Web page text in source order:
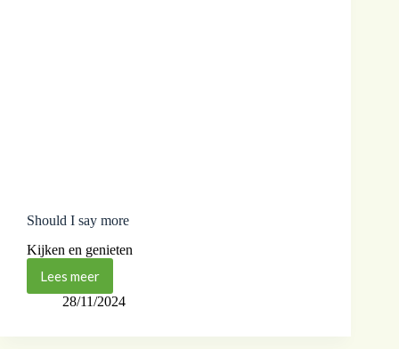
Should I say more
Kijken en genieten
Lees meer
28/11/2024